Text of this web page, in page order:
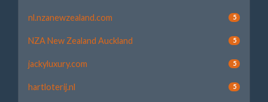
nl.nzanewzealand.com 5
NZA New Zealand Auckland 5
jackyluxury.com 5
hartloterij.nl 5